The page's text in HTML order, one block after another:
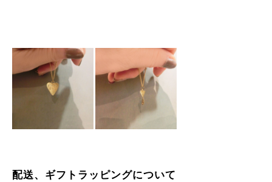
配送、ギフトラッピングについて